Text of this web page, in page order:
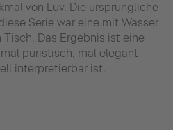
von Luv. Die ursprüngliche
Serie war eine mit Wasser
Das Ergebnis ist eine
puristisch, mal elegant
interpretierbar ist.